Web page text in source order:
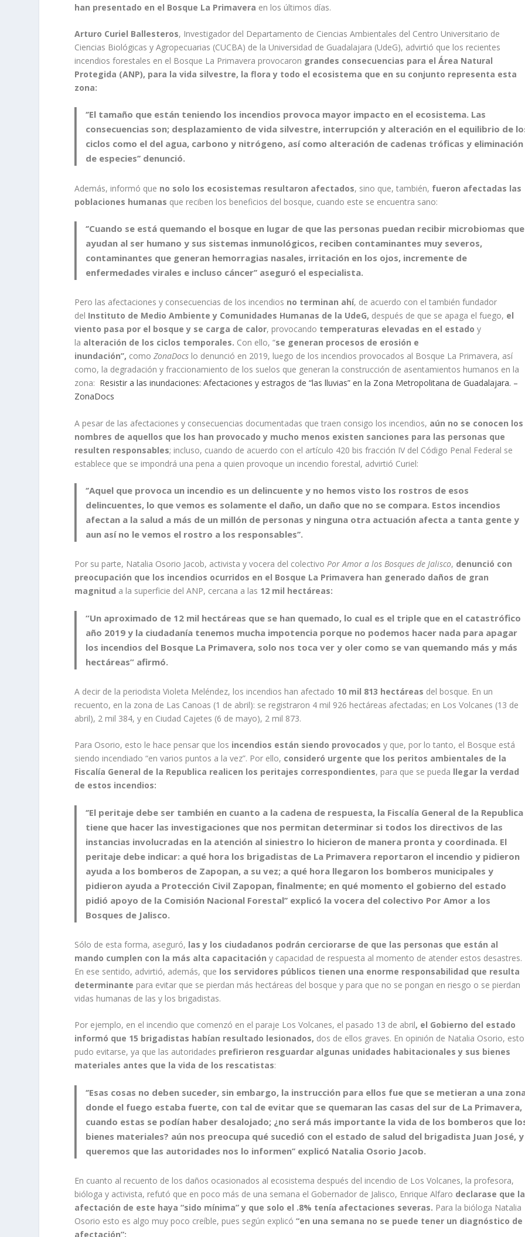
han presentado en el Bosque La Primavera en los últimos días.
Arturo Curiel Ballesteros, Investigador del Departamento de Ciencias Ambientales del Centro Universitario de
Ciencias Biológicas y Agropecuarias (CUCBA) de la Universidad de Guadalajara (UdeG), advirtió que los recientes
incendios forestales en el Bosque La Primavera provocaron grandes consecuencias para el Área Natural
Protegida (ANP), para la vida silvestre, la flora y todo el ecosistema que en su conjunto representa esta
zona:
‘’El tamaño que están teniendo los incendios provoca mayor impacto en el ecosistema. Las
consecuencias son; desplazamiento de vida silvestre, interrupción y alteración en el equilibrio de
ciclos como el del agua, carbono y nitrógeno, así como alteración de cadenas tróficas y eliminación
de especies’’denunció.
Además, informó que no solo los ecosistemas resultaron afectados, sino que, también, fueron afectadas las
poblaciones humanas que reciben los beneficios del bosque, cuando este se encuentra sano:
‘’Cuando se está quemando el bosque en lugar de que las personas puedan recibir microbiomas que
ayudan al ser humano y sus sistemas inmunológicos, reciben contaminantes muy severos,
contaminantes que generan hemorragias nasales, irritación en los ojos, incremente de
enfermedades virales e incluso cáncer’’aseguró el especialista.
Pero las afectaciones y consecuencias de los incendios no terminan ahí, de acuerdo con el también fundador
del Instituto de Medio Ambiente y Comunidades Humanas de la UdeG, después de que se apaga el fuego, el
viento pasa por el bosque y se carga de calor, provocando temperaturas elevadas en el estado y
la alteración de los ciclos temporales. Con ello, “se generan procesos de erosión e
inundación’’, comoZonaDocs lo denunció en 2019, luego de los incendios provocados al Bosque La Primavera, así
como, la degradación y fraccionamiento de los suelos que generan la construcción de asentamientos humanos en la
zona: Resistir a las inundaciones: Afectaciones y estragos de “las lluvias” en la Zona Metropolitana de Guadalajara. –
ZonaDocs
A pesar de las afectaciones y consecuencias documentadas que traen consigo los incendios, aún no se conocen los
nombres de aquellos que los han provocado y mucho menos existen sanciones para las personas que
resulten responsables; incluso, cuando de acuerdo con el artículo 420 bis fracción IV del Código Penal Federal se
establece que se impondrá una pena a quien provoque un incendio forestal, advirtió Curiel:
‘’Aquel que provoca un incendio es un delincuente y no hemos visto los rostros de esos
delincuentes, lo que vemos es solamente el daño, un daño que no se compara. Estos incendios
afectan a la salud a más de un millón de personas y ninguna otra actuación afecta a tanta gente y
aun así no le vemos el rostro a los responsables’’.
Por su parte, Natalia Osorio Jacob, activista y vocera del colectivoPor Amor a los Bosques de Jalisco, denunció con
preocupación que los incendios ocurridos en el Bosque La Primavera han generado daños de gran
magnitud a la superficie del ANP, cercana a las 12 mil hectáreas:
“Un aproximado de 12 mil hectáreas que se han quemado, lo cual es el triple que en el catastrófico
año 2019 y la ciudadanía tenemos mucha impotencia porque no podemos hacer nada para apagar
los incendios del Bosque La Primavera, solo nos toca ver y oler como se van quemando más y más
hectáreas” afirmó.
A decir de la periodista Violeta Meléndez, los incendios han afectado 10 mil 813 hectáreas del bosque. En un
recuento, en la zona de Las Canoas (1 de abril): se registraron 4 mil 926 hectáreas afectadas; en Los Volcanes (13 de
abril), 2 mil 384, y en Ciudad Cajetes (6 de mayo), 2 mil 873.
Para Osorio, esto le hace pensar que los incendios están siendo provocados y que, por lo tanto, el Bosque está
siendo incendiado “en varios puntos a la vez”. Por ello, consideró urgente que los peritos ambientales de la
Fiscalía General de la Republica realicen los peritajes correspondientes, para que se pueda llegar la verdad
de estos incendios:
‘’El peritaje debe ser también en cuanto a la cadena de respuesta, la Fiscalía General de la Republica
tiene que hacer las investigaciones que nos permitan determinar si todos los directivos de las
instancias involucradas en la atención al siniestro lo hicieron de manera pronta y coordinada. El
peritaje debe indicar: a qué hora los brigadistas de La Primavera reportaron el incendio y pidieron
ayuda a los bomberos de Zapopan, a su vez; a qué hora llegaron los bomberos municipales y
pidieron ayuda a Protección Civil Zapopan, finalmente; en qué momento el gobierno del estado
pidió apoyo de la Comisión Nacional Forestal’’ explicó la vocera del colectivo Por Amor a los
Bosques de Jalisco.
Sólo de esta forma, aseguró, las y los ciudadanos podrán cerciorarse de que las personas que están al
mando cumplen con la más alta capacitación y capacidad de respuesta al momento de atender estos desastres.
En ese sentido, advirtió, además, que los servidores públicos tienen una enorme responsabilidad que resulta
determinante para evitar que se pierdan más hectáreas del bosque y para que no se pongan en riesgo o se pierdan
vidas humanas de las y los brigadistas.
Por ejemplo, en el incendio que comenzó en el paraje Los Volcanes, el pasado 13 de abril, el Gobierno del estado
informó que 15 brigadistas habían resultado lesionados, dos de ellos graves. En opinión de Natalia Osorio, esto
pudo evitarse, ya que las autoridades prefirieron resguardar algunas unidades habitacionales y sus bienes
materiales antes que la vida de los rescatistas:
‘’Esas cosas no deben suceder, sin embargo, la instrucción para ellos fue que se metieran a una
donde el fuego estaba fuerte, con tal de evitar que se quemaran las casas del sur de La Primavera,
cuando estas se podían haber desalojado; ¿no será más importante la vida de los bomberos que
bienes materiales? aún nos preocupa qué sucedió con el estado de salud del brigadista Juan José, y
queremos que las autoridades nos lo informen’’explicó Natalia Osorio Jacob.
En cuanto al recuento de los daños ocasionados al ecosistema después del incendio de Los Volcanes, la profesora,
bióloga y activista, refutó que en poco más de una semana el Gobernador de Jalisco, Enrique Alfaro declarase que la
afectación de este haya “sido mínima” y que solo el .8% tenía afectaciones severas. Para la bióloga Natalia
Osorio esto es algo muy poco creíble, pues según explicó “en una semana no se puede tener un diagnóstico de
afectación”: